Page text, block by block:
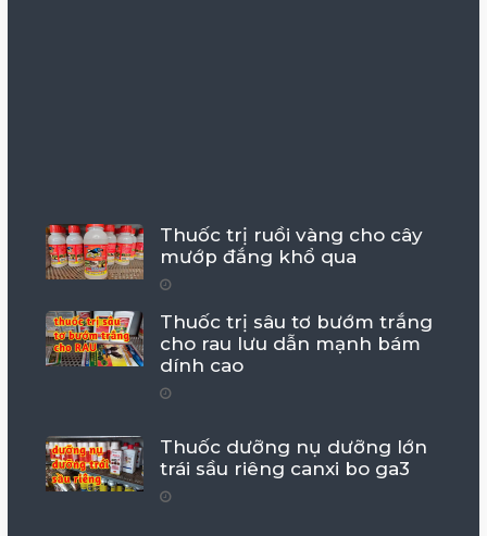
Thuốc trị ruồi vàng cho cây
mướp đắng khổ qua
Thuốc trị sâu tơ bướm trắng
cho rau lưu dẫn mạnh bám
dính cao
Thuốc dưỡng nụ dưỡng lớn
trái sầu riêng canxi bo ga3